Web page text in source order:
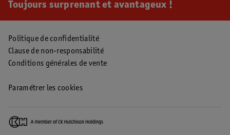
Toujours surprenant et avantageux !
Politique de confidentialité
Clause de non-responsabilité
Conditions générales de vente
Paramétrer les cookies